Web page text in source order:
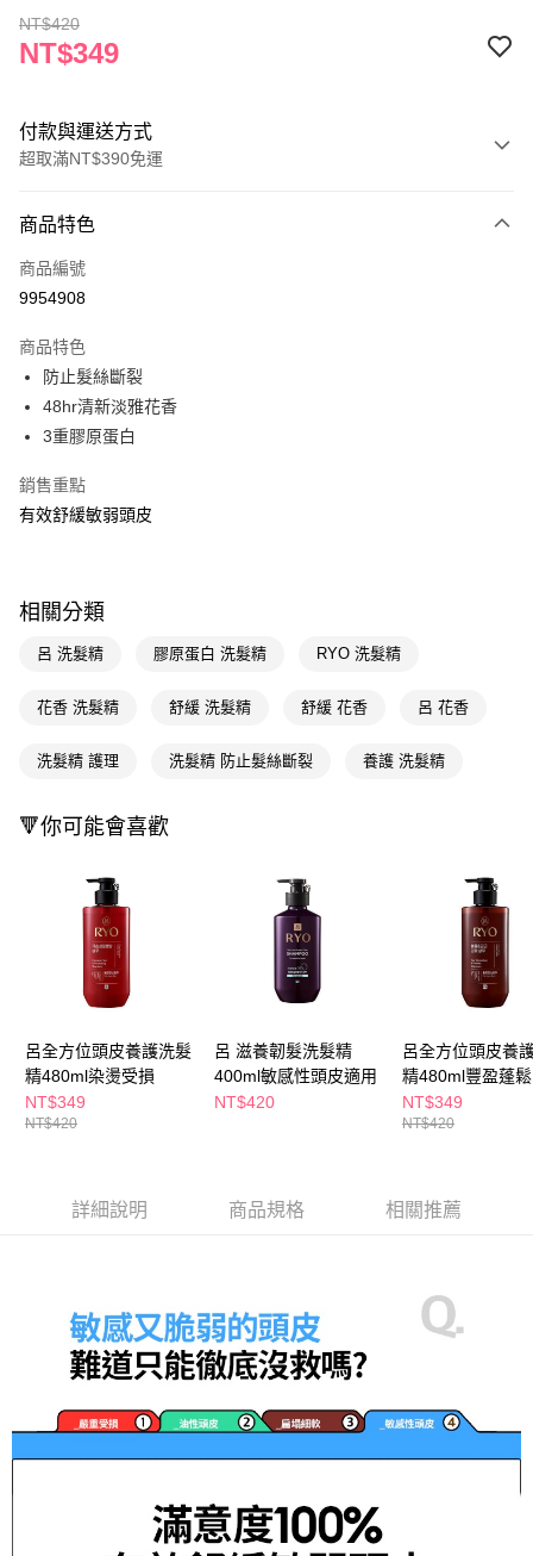
NT$420
NT$349
付款與運送方式
超取滿NT$390免運
POYA支付
信用卡一次付款
LINE Pay
Apple Pay
悠遊付
相關說明
【關於「AFTEE先享後付」】
１．簡單：不需註冊會員、不需綁卡、不需儲值。
３．安心：先確認商品／服務後，再付款。
１．於結帳方式選擇「AFTEE先享後付」後，將跳轉至「AFTEE先享後付」
結帳頁面，進行簡訊認證並確認金額後，即可完成結帳。
３．收到繳費通知簡訊後14天內，點擊此簡訊中的連結，可透過四大超商／
ATM／網路銀行／等多元方式進行付款，方視為交易完成。
※ 請注意：結帳手續完成當下不需立刻繳費，但若您需要取消訂單，請聯絡
購買商品的店家。未經商家同意取消之訂單仍視為有效，需透過AFTEE先享
後付繳納相關費用。
※ 交易是否成功請以「AFTEE先享後付 」之結帳頁面顯示為準，若有關於
是否繳費成功／繳費後需取消欲退款等相關疑問，請聯繫「AFTEE先享後付
【注意事項】
１．透過由恩沛科技股份有限公司提供之「AFTEE先享後付」服務完成之交
易，需依本服務之必要範圍內提供個人資料，並將交易相關給付款項請求債
３．未成年的使用者請事先徵得法定代理人或監護人之同意方可使用
請求用戶進行身份認證。
５．嚴禁一人註冊多個帳號或使用他人資訊註冊。若發現惡意使用之情形，
恩沛科技股份有限公司將有權停止該用戶之使用額度並採取法律行動。
即享券
全家取貨付款
付款後全家取貨
萊爾富取貨付款
每筆NT$65，滿NT$490(含以上)免運費
付款後萊爾富取貨
7-11取貨付款
每筆NT$65，滿NT$490(含以上)免運費
宅配(本島)
每筆NT$80，滿NT$290(含以上)免運費
商品特色
商品編號
9954908
商品特色
防止髮絲斷裂
48hr清新淡雅花香
3重膠原蛋白
銷售重點
有效舒緩敏弱頭皮
相關分類
呂 洗髮精 膠原蛋白 洗髮精 RYO 洗髮精
花香 洗髮精 舒緩 洗髮精 舒緩 花香 呂 花香
洗髮精 護理 洗髮精 防止髮絲斷裂 養護 洗髮精
🔻你可能會喜歡
呂全方位頭皮養護洗髮
精480ml染燙受損
NT$349
NT$420
呂 滋養韌髮洗髮精
400ml敏感性頭皮適用
NT$420
呂全方位頭皮養
精480ml豐盈蓬鬆
NT$349
NT$420
詳細說明 商品規格 相關推薦